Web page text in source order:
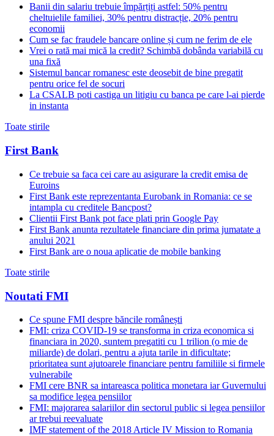
Banii din salariu trebuie împărțiți astfel: 50% pentru
cheltuielile familiei, 30% pentru distracție, 20% pentru
economii
Cum se fac fraudele bancare online și cum ne ferim de ele
Vrei o rată mai mică la credit? Schimbă dobânda variabilă cu
una fixă
Sistemul bancar romanesc este deosebit de bine pregatit
pentru orice fel de socuri
La CSALB poti castiga un litigiu cu banca pe care l-ai pierde
in instanta
Toate stirile
First Bank
Ce trebuie sa faca cei care au asigurare la credit emisa de
Euroins
First Bank este reprezentanta Eurobank in Romania: ce se
intampla cu creditele Bancpost?
Clientii First Bank pot face plati prin Google Pay
First Bank anunta rezultatele financiare din prima jumatate a
anului 2021
First Bank are o noua aplicatie de mobile banking
Toate stirile
Noutati FMI
Ce spune FMI despre băncile românești
FMI: criza COVID-19 se transforma in criza economica si
financiara in 2020, suntem pregatiti cu 1 trilion (o mie de
miliarde) de dolari, pentru a ajuta tarile in dificultate;
prioritatea sunt ajutoarele financiare pentru familiile si firmele
vulnerabile
FMI cere BNR sa intareasca politica monetara iar Guvernului
sa modifice legea pensiilor
FMI: majorarea salariilor din sectorul public si legea pensiilor
ar trebui reevaluate
IMF statement of the 2018 Article IV Mission to Romania